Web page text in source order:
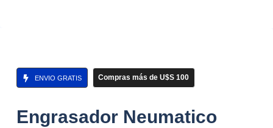
ENVIO GRATIS Compras más de U$S 100
Engrasador Neumatico